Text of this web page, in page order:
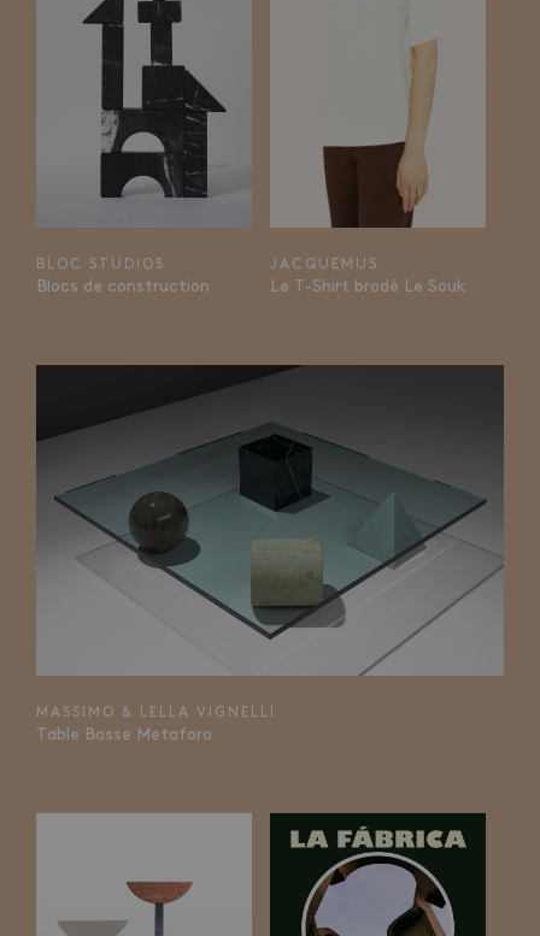
BLOC STUDIOS
Blocs de construction
MASSIMO & LELLA VIGNELLI
Table Basse Metafora
JACQUEMUS
Le T-Shirt brodé Le Souk
QUE CHERCHEZ-VOUS ?